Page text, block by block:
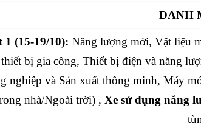
DANH
1 (15-19/10): Năng lượng mới, Vật liệu
bị gia công, Thiết bị điện và năng
nghiệp và Sản xuất thông minh, Máy
nhà/Ngoài trời) , Xe sử dụng năng